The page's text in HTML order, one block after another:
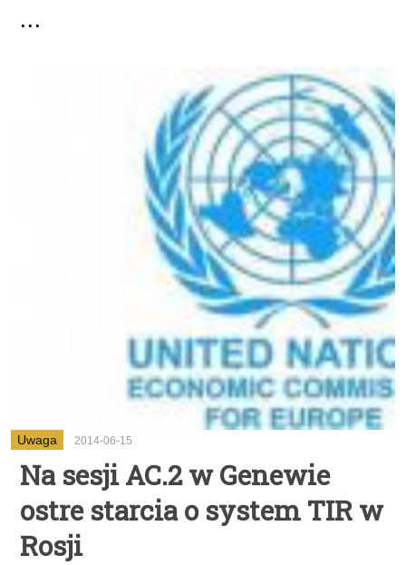
...
Uwaga 2014-06-15
Na sesji AC.2 w Genewie
ostre starcia o system TIR w
Rosji